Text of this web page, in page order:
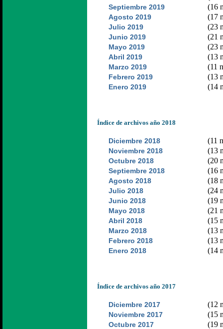
Septiembre 2019 (16
Agosto 2019 (17
Julio 2019 (23
Junio 2019 (21
Mayo 2019 (23
Abril 2019 (13
Marzo 2019 (11
Febrero 2019 (13
Enero 2019 (14
Índice de archivos año 2018
Diciembre 2018 (11
Noviembre 2018 (13
Octubre 2018 (20
Septiembre 2018 (16
Agosto 2018 (18
Julio 2018 (24
Junio 2018 (19
Mayo 2018 (21
Abril 2018 (15
Marzo 2018 (13
Febrero 2018 (13
Enero 2018 (14
Índice de archivos año 2017
Diciembre 2017 (12
Noviembre 2017 (15
Octubre 2017 (19